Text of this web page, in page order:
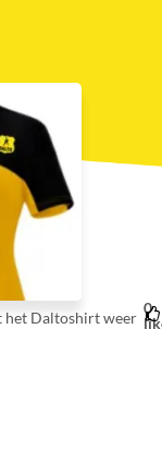
het Daltoshirt weer
0